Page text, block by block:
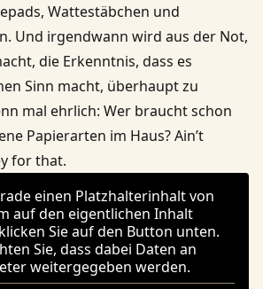
Wattestäbchen und
Und irgendwann wird aus der Not,
die Erkenntnis, dass es
Sinn macht, überhaupt zu
mal ehrlich: Wer braucht schon
Papierarten im Haus? Ain’t
for that.
einen Platzhalterinhalt von
auf den eigentlichen Inhalt
Sie auf den Button unten.
Sie, dass dabei Daten an
weitergegeben werden.